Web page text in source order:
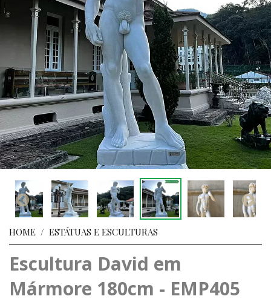
HOME / ESTÁTUAS E ESCULTURAS
Escultura David em
Mármore 180cm - EMP405